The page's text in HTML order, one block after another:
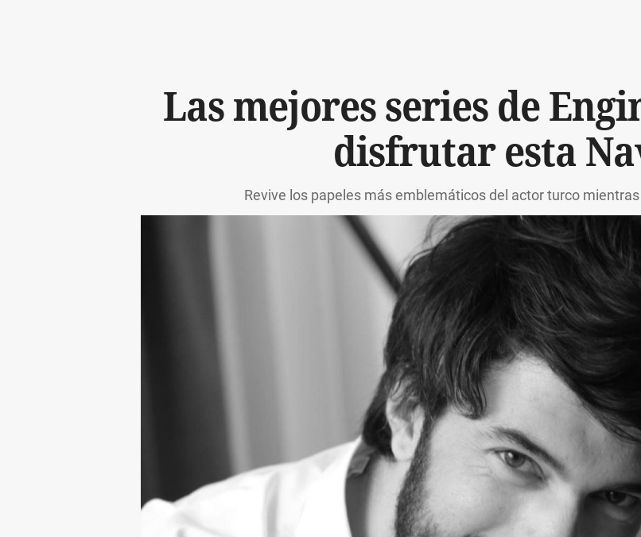
Las mejores series de
disfrutar esta
Revive los papeles más emblemáticos del actor turco